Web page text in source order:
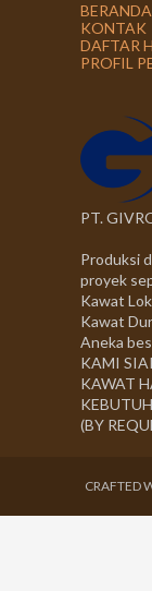
BERANDA
KONTAK
DAFTAR
PROFIL
PT.
Produksi
proyek
Kawat
Kawat
Aneka
KAMI
KAWAT
(BY
CRAFTED